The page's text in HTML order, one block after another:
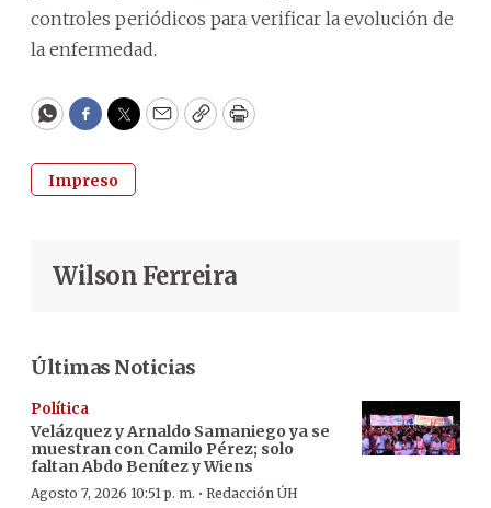
controles periódicos para verificar la evolución de
la enfermedad.
WhatsApp
Facebook
Twitter
EmailCopyPrint
Impreso
Wilson Ferreira
Últimas Noticias
Política
Velázquez y Arnaldo Samaniego ya se
muestran con Camilo Pérez; solo
faltan Abdo Benítez y Wiens
Agosto 7, 2026 10:51 p. m. · Redacción ÚH